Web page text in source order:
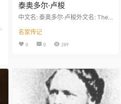
泰奥多尔·卢梭
中文名: 泰奥多尔·卢梭外文名: Theo
usseau,泰奥多尔·卢梭国籍: 法国出
生地: 巴黎出生日期: 1812逝世地: 巴
比松逝世日期: 1867艺术流派: 现实
年时代开始，卢梭就显露出了绘画
天赋。他的表兄弟、风景画家波德·
圣马丁是他的启蒙老师。他的父母
是有钱的资产…
名家传记
0 0 289